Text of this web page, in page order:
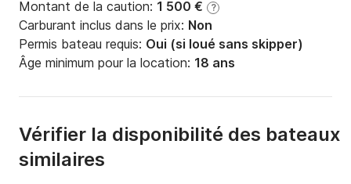
Montant de la caution: 1 500 € ?
Carburant inclus dans le prix: Non
Permis bateau requis: Oui (si loué sans skipper)
Âge minimum pour la location: 18 ans
Vérifier la disponibilité des bateaux
similaires